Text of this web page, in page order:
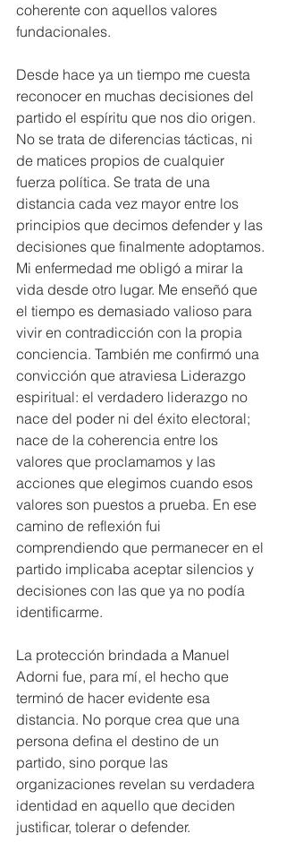
coherente con aquellos valores
fundacionales.
Desde hace ya un tiempo me cuesta
reconocer en muchas decisiones del
partido el espíritu que nos dio origen.
No se trata de diferencias tácticas, ni
de matices propios de cualquier
fuerza política. Se trata de una
distancia cada vez mayor entre los
principios que decimos defender y las
decisiones que finalmente adoptamos.
Mi enfermedad me obligó a mirar la
vida desde otro lugar. Me enseñó que
el tiempo es demasiado valioso para
vivir en contradicción con la propia
conciencia. También me confirmó una
convicción que atraviesa Liderazgo
espiritual: el verdadero liderazgo no
nace del poder ni del éxito electoral;
nace de la coherencia entre los
valores que proclamamos y las
acciones que elegimos cuando esos
valores son puestos a prueba. En ese
camino de reflexión fui
comprendiendo que permanecer en el
partido implicaba aceptar silencios y
decisiones con las que ya no podía
identificarme.
La protección brindada a Manuel
Adorni fue, para mí, el hecho que
terminó de hacer evidente esa
distancia. No porque crea que una
persona defina el destino de un
partido, sino porque las
organizaciones revelan su verdadera
identidad en aquello que deciden
justificar, tolerar o defender.